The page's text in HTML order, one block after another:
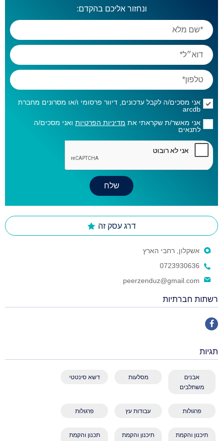
ונחזור אליכם בהקדם:
אני מסכים/ה לקבל עדכונים, דיוור פרסומי ו/או מסרונים מחברת
arcdb
אני מאשר/ת שקראתי את מדיניות הפרטיות ואני מסכים/ה
לתנאים
דרג עסק זה
אשקלון, רחבי הארץ
0723930636
peerzenduz@gmail.com
רשתות חברתיות
תגיות
אבנים
משתלבים
מסלעות דשא סינטטי
פרגולות עבודות עץ פרגולות
תיכנון והקמת
תיכנון והקמת
תכנון והקמת